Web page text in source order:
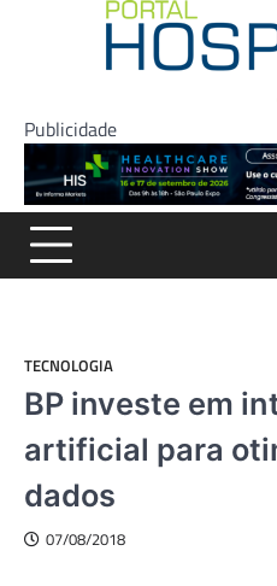
Publicidade
TECNOLOGIA
BP investe em
artificial para
dados
07/08/2018